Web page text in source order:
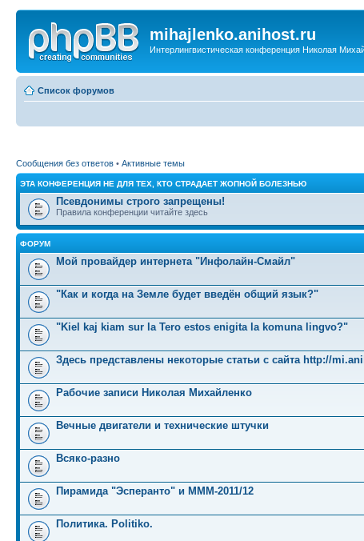
mihajlenko.anihost.ru
Интерлингвистическая конференция Николая
Список форумов
Сообщения без ответов • Активные темы
ЭТА КОНФЕРЕНЦИЯ НЕ ДЛЯ ТЕХ, КТО СТРАДАЕТ ЖОПНОЙ БОЛЕЗНЬЮ
Псевдонимы строго запрещены!
Правила конференции читайте здесь
ФОРУМ
Мой провайдер интернета "Инфолайн-Смайл"
"Как и когда на Земле будет введён общий язык?"
"Kiel kaj kiam sur la Tero estos enigita la komuna lingvo?"
Здесь представлены некоторые статьи с сайта http://
Рабочие записи Николая Михайленко
Вечные двигатели и технические штучки
Всяко-разно
Пирамида "Эсперанто" и MMM-2011/12
Политика. Politiko.